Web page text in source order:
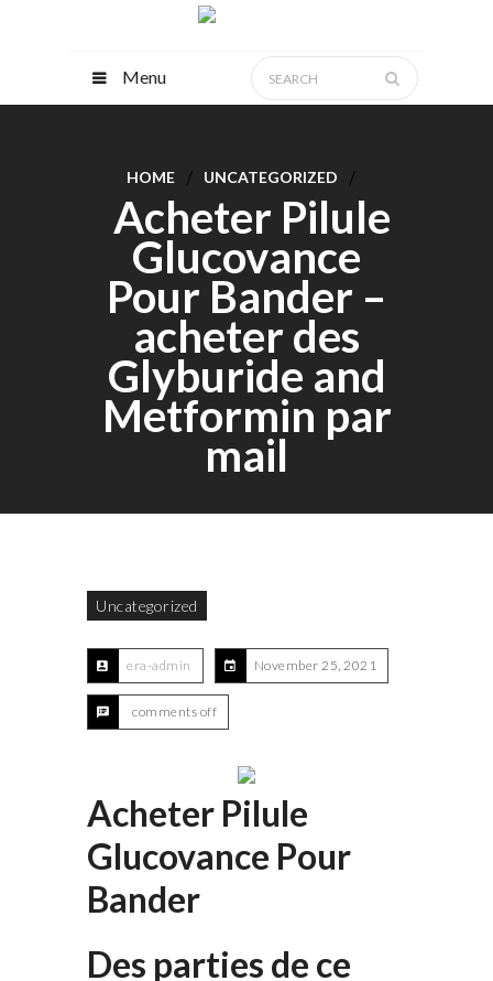
Menu
HOME UNCATEGORIZED
Acheter Pilule
Glucovance
Pour Bander –
acheter des
Glyburide and
Metformin par
mail
Uncategorized
era-admin November 25, 2021
comments off
Acheter Pilule
Glucovance Pour
Bander
Des parties de ce